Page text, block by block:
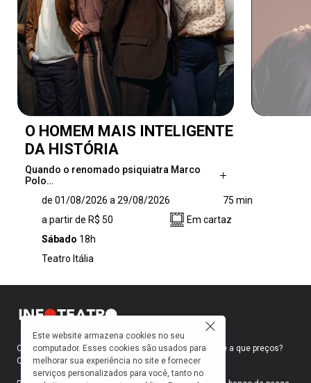
O HOMEM MAIS INTELIGENTE
DA HISTÓRIA
Quando o renomado psiquiatra Marco
Polo…
a Jerusalém participar de uma reunião na
ONU, ele é desafiado a estudar a mente do
homem mais famoso da história: Jesus.
mesa-redonda, composta por brilhantes
profissionais para analisar a mente de Jesus
sob os ângulos da ciência e, não, da religião. A
partir disso, o personagem começa uma
jornada épica para saber se Jesus era um
de 01/08/2026 a 29/08/2026
75 min
a partir de R$ 50
Em cartaz
Sábado 18h
Teatro Itália
Como faço para ir ao teatro? Onde compro ingressos e a que preços?
Quais peças estão em cartaz?
Este website armazena cookies no seu
computador. Esses cookies são usados para
melhorar sua experiência no site e fornecer
serviços personalizados para você, tanto no